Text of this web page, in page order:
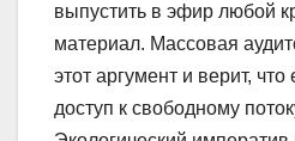
выпустить в эфир любой
материал. Массовая
этот аргумент и верит,
доступ к свободному